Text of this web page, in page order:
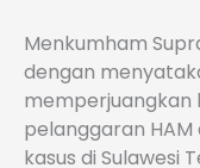
Menkumham
dengan
memperjuangkan
pelanggaran
kasus di Sulawesi